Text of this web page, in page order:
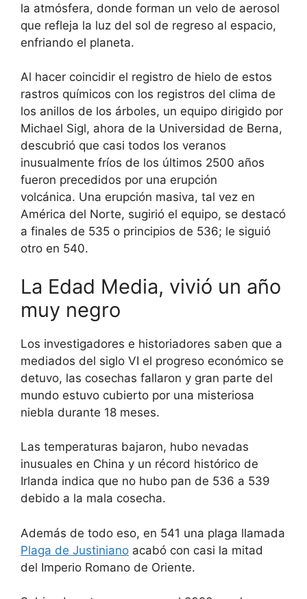
la atmósfera, donde forman un velo de aerosol
que refleja la luz del sol de regreso al espacio,
enfriando el planeta.
Al hacer coincidir el registro de hielo de estos
rastros químicos con los registros del clima de
los anillos de los árboles, un equipo dirigido por
Michael Sigl, ahora de la Universidad de Berna,
descubrió que casi todos los veranos
inusualmente fríos de los últimos 2500 años
fueron precedidos por una erupción
volcánica. Una erupción masiva, tal vez en
América del Norte, sugirió el equipo, se destacó
a finales de 535 o principios de 536; le siguió
otro en 540.
La Edad Media, vivió un año
muy negro
Los investigadores e historiadores saben que a
mediados del siglo VI el progreso económico se
detuvo, las cosechas fallaron y gran parte del
mundo estuvo cubierto por una misteriosa
niebla durante 18 meses.
Las temperaturas bajaron, hubo nevadas
inusuales en China y un récord histórico de
Irlanda indica que no hubo pan de 536 a 539
debido a la mala cosecha.
Además de todo eso, en 541 una plaga llamada
Plaga de Justiniano acabó con casi la mitad
del Imperio Romano de Oriente.